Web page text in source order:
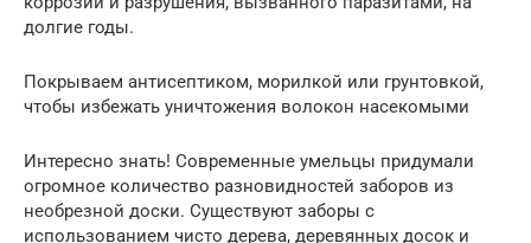
долгие годы.
Покрываем антисептиком, морилкой или грунтовкой,
чтобы избежать уничтожения волокон насекомыми
Интересно знать! Современные умельцы придумали
огромное количество разновидностей заборов из
необрезной доски. Существуют заборы с
использованием чисто дерева, деревянных досок и